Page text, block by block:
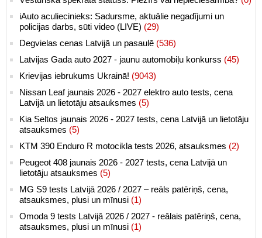
iAuto aculiecinieks: Sadursme, aktuālie negadījumi un
policijas darbs, sūti video (LIVE) (29)
Degvielas cenas Latvijā un pasaulē (536)
Latvijas Gada auto 2027 - jaunu automobiļu konkurss (45)
Krievijas iebrukums Ukrainā! (9043)
Nissan Leaf jaunais 2026 - 2027 elektro auto tests, cena
Latvijā un lietotāju atsauksmes (5)
Kia Seltos jaunais 2026 - 2027 tests, cena Latvijā un lietotāju
atsauksmes (5)
KTM 390 Enduro R motocikla tests 2026, atsauksmes (2)
Peugeot 408 jaunais 2026 - 2027 tests, cena Latvijā un
lietotāju atsauksmes (5)
MG S9 tests Latvijā 2026 / 2027 – reāls patēriņš, cena,
atsauksmes, plusi un mīnusi (1)
Omoda 9 tests Latvijā 2026 / 2027 - reālais patēriņš, cena,
atsauksmes, plusi un mīnusi (1)